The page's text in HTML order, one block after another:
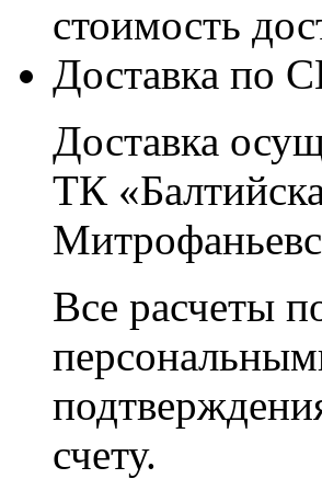
стоимость
Доставка по
Доставка
ТК
Все расчеты
счету.